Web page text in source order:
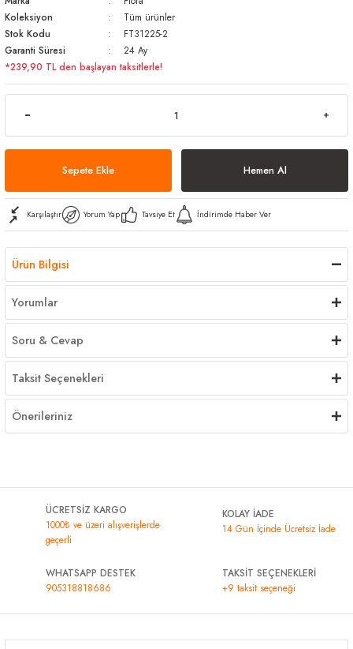
Bezler
Kovalar
Koleksiyon
Tüm ürünler
Stok Kodu
FT31225-2
Garanti Süresi
24 Ay
*239,90 TL den başlayan taksitlerle!
Sepete Ekle Hemen Al
Karşılaştır Yorum Yap Tavsiye Et İndirimde Haber Ver
Ürün Bilgisi
Yorumlar
Soru & Cevap
Taksit Seçenekleri
Önerileriniz
ÜCRETSİZ KARGO
1000₺ ve üzeri alışverişlerde
geçerli
KOLAY İADE
14 Gün İçinde Ücretsiz İade
WHATSAPP DESTEK
905318818686
TAKSİT SEÇENEKLERİ
+9 taksit seçeneği